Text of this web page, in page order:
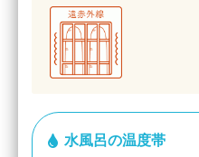
水風呂の温度帯